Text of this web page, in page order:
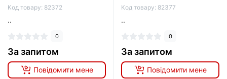
Код товару: 82372
..
0
За запитом
Повідомити мене
Код товару: 82377
..
0
За запитом
Повідомити мене